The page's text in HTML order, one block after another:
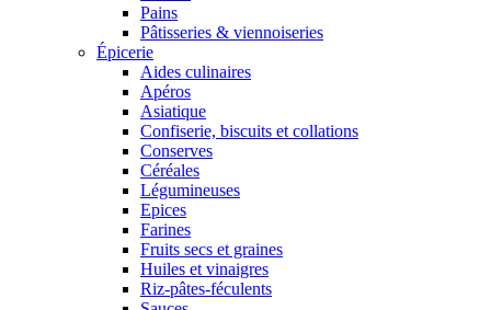
Pains
Pâtisseries & viennoiseries
Épicerie
Aides culinaires
Apéros
Asiatique
Confiserie, biscuits et collations
Conserves
Céréales
Légumineuses
Epices
Farines
Fruits secs et graines
Huiles et vinaigres
Riz-pâtes-féculents